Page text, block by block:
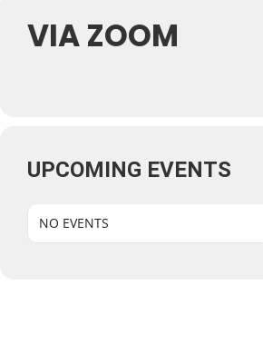
VIA ZOOM
UPCOMING EVENTS
NO EVENTS